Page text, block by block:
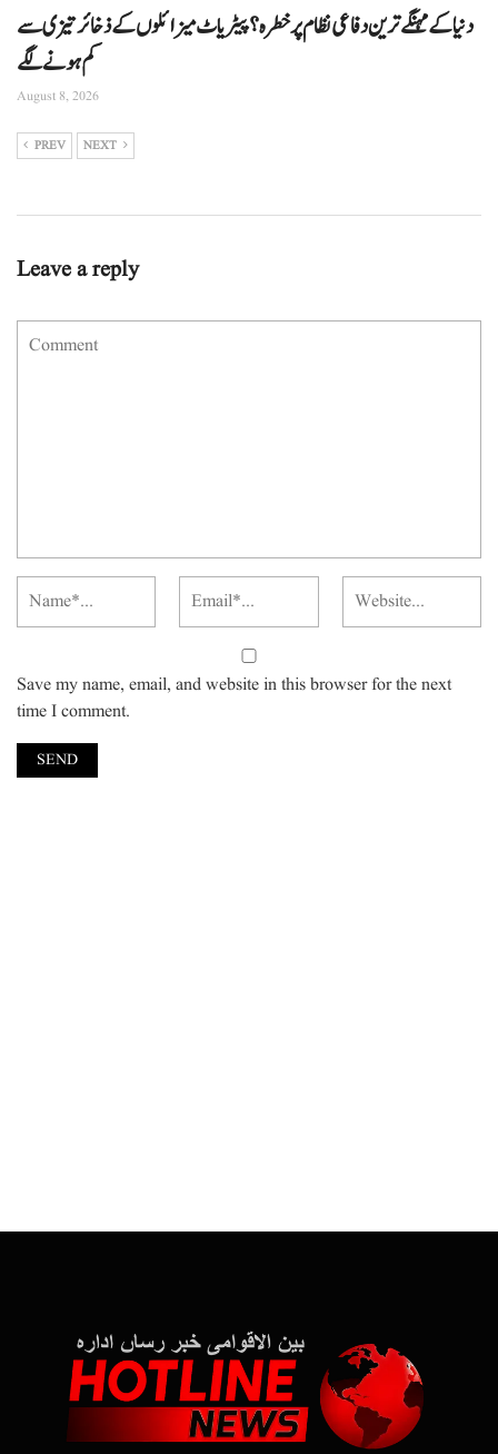
دنیا کے مہنگے ترین دفاعی نظام پر خطرہ؟ پیٹریاٹ میزائلوں کے ذخائر تیزی سے
کم ہونے لگے
August 8, 2026
PREV NEXT
Leave a reply
Save my name, email, and website in this browser for the next
time I comment.